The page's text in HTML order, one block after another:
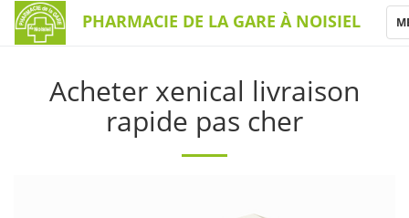
PHARMACIE DE LA GARE À NOISIEL
Acheter xenical livraison
rapide pas cher